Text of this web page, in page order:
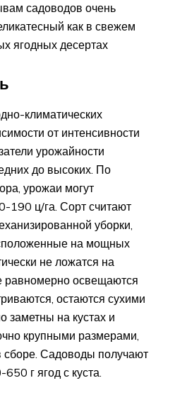
садоводов очень
как в свежем
ягодных десертах
климатических
от интенсивности
урожайности
до высоких. По
урожаи могут
190 ц/га. Сорт считают
уборки,
на мощных
не ложатся на
равномерно освещаются
остаются сухими
заметны на кустах и
крупными размерами,
сборе. Садоводы получают
г ягод с куста.